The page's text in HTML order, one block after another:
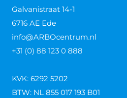
Galvanistraat 14-1
6716 AE Ede
info@ARBOcentrum.nl
+31 (0) 88 123 0 888
KVK: 6292 5202
BTW: NL 855 017 193 B01